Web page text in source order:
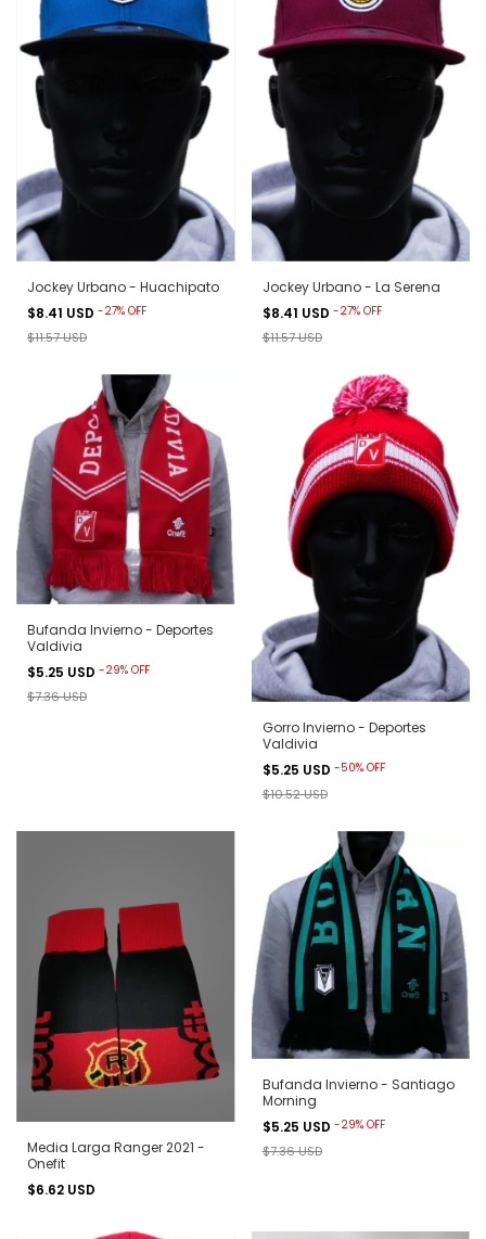
Jockey Urbano - Huachipato
$8.41 USD -27% OFF
$11.57 USD
Jockey Urbano - La Serena
$8.41 USD -27% OFF
$11.57 USD
Bufanda Invierno - Deportes
Valdivia
$5.25 USD -29% OFF
$7.36 USD
Gorro Invierno - Deportes
Valdivia
$5.25 USD -50% OFF
$10.52 USD
Media Larga Ranger 2021 -
Onefit
$6.62 USD
Bufanda Invierno - Santiago
Morning
$5.25 USD -29% OFF
$7.36 USD